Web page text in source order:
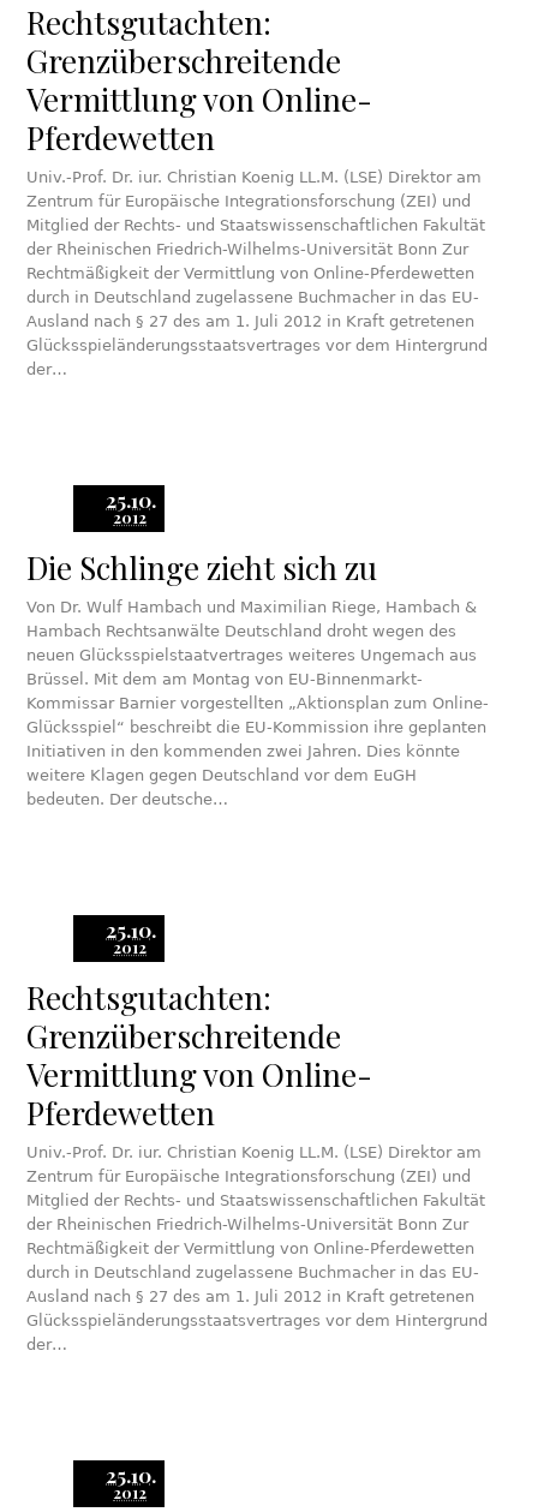
Rechtsgutachten:
Grenzüberschreitende
Vermittlung von Online-
Pferdewetten
Univ.-Prof. Dr. iur. Christian Koenig LL.M. (LSE) Direktor am
Zentrum für Europäische Integrationsforschung (ZEI) und
Mitglied der Rechts- und Staatswissenschaftlichen Fakultät
der Rheinischen Friedrich-Wilhelms-Universität Bonn Zur
Rechtmäßigkeit der Vermittlung von Online-Pferdewetten
durch in Deutschland zugelassene Buchmacher in das EU-
Ausland nach § 27 des am 1. Juli 2012 in Kraft getretenen
Glücksspieländerungsstaatsvertrages vor dem Hintergrund
der…
25.10.
2012
Die Schlinge zieht sich zu
Von Dr. Wulf Hambach und Maximilian Riege, Hambach &
Hambach Rechtsanwälte Deutschland droht wegen des
neuen Glücksspielstaatvertrages weiteres Ungemach aus
Brüssel. Mit dem am Montag von EU-Binnenmarkt-
Kommissar Barnier vorgestellten „Aktionsplan zum Online-
Glücksspiel“ beschreibt die EU-Kommission ihre geplanten
Initiativen in den kommenden zwei Jahren. Dies könnte
weitere Klagen gegen Deutschland vor dem EuGH
bedeuten. Der deutsche…
25.10.
2012
Rechtsgutachten:
Grenzüberschreitende
Vermittlung von Online-
Pferdewetten
Univ.-Prof. Dr. iur. Christian Koenig LL.M. (LSE) Direktor am
Zentrum für Europäische Integrationsforschung (ZEI) und
Mitglied der Rechts- und Staatswissenschaftlichen Fakultät
der Rheinischen Friedrich-Wilhelms-Universität Bonn Zur
Rechtmäßigkeit der Vermittlung von Online-Pferdewetten
durch in Deutschland zugelassene Buchmacher in das EU-
Ausland nach § 27 des am 1. Juli 2012 in Kraft getretenen
Glücksspieländerungsstaatsvertrages vor dem Hintergrund
der…
25.10.
2012